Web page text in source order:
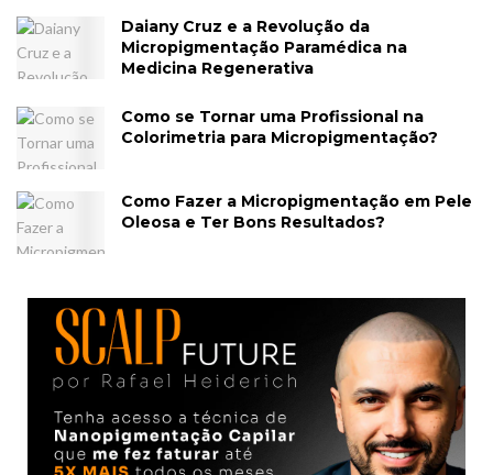
Daiany Cruz e a Revolução da
Micropigmentação Paramédica na
Medicina Regenerativa
Como se Tornar uma Profissional na
Colorimetria para Micropigmentação?
Como Fazer a Micropigmentação em Pele
Oleosa e Ter Bons Resultados?